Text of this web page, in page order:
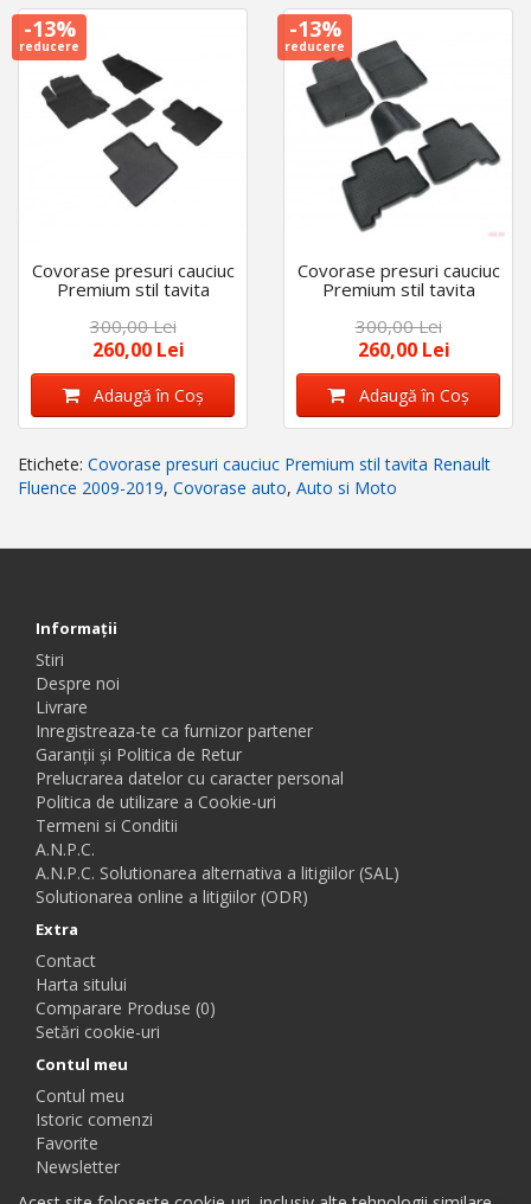
-13%
reducere
Covorase presuri cauciuc
Premium stil tavita
2023
300,00 Lei
260,00 Lei
Adaugă în Coş
-13%
reducere
Covorase presuri cauciuc
Premium stil tavita
Prado J150 5usi 2009-
2023
300,00 Lei
260,00 Lei
Adaugă în Coş
Etichete: Covorase presuri cauciuc Premium stil tavita Renault
Fluence 2009-2019, Covorase auto, Auto si Moto
Informaţii
Stiri
Despre noi
Livrare
Inregistreaza-te ca furnizor partener
Garanții și Politica de Retur
Prelucrarea datelor cu caracter personal
Politica de utilizare a Cookie-uri
Termeni si Conditii
A.N.P.C.
A.N.P.C. Solutionarea alternativa a litigiilor (SAL)
Solutionarea online a litigiilor (ODR)
Extra
Contact
Harta sitului
Comparare Produse (0)
Setări cookie-uri
Contul meu
Contul meu
Istoric comenzi
Favorite
Newsletter